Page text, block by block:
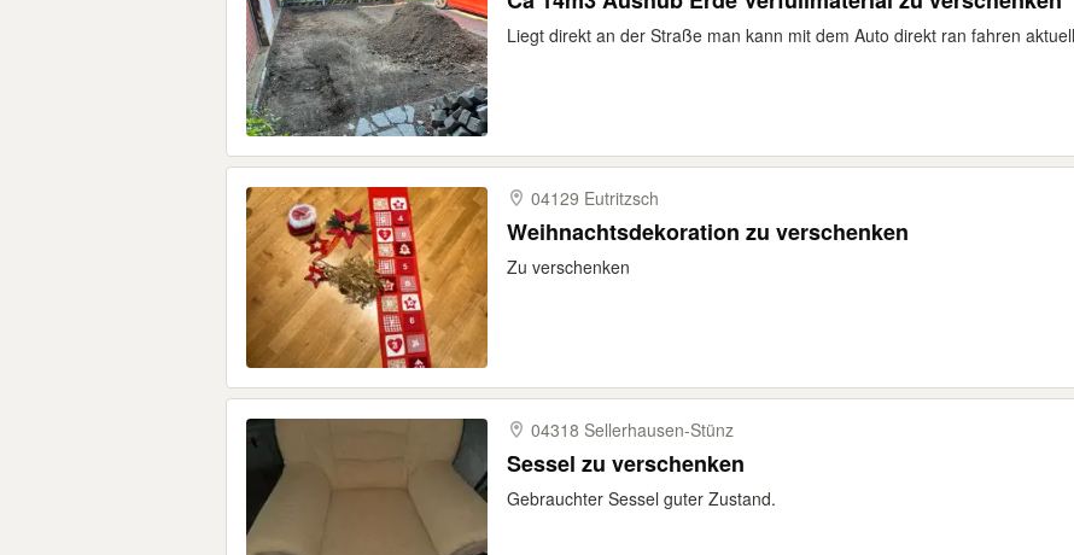
Liegt direkt an der Straße man kann mit dem Auto direkt ran fahren
04129 Eutritzsch
Weihnachtsdekoration zu verschenken
Zu verschenken
04318 Sellerhausen-​Stünz
Sessel zu verschenken
Gebrauchter Sessel guter Zustand.